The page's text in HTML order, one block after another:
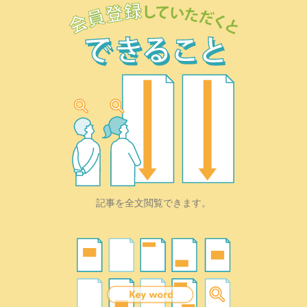
記事を全文閲覧できます。